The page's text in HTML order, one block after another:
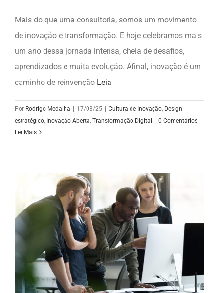
Mais do que uma consultoria, somos um movimento
de inovação e transformação. E hoje celebramos mais
um ano dessa jornada intensa, cheia de desafios,
aprendizados e muita evolução. Afinal, inovação é um
caminho de reinvenção Leia
Por Rodrigo Medalha | 17/03/25 | Cultura de Inovação, Design
estratégico, Inovação Aberta, Transformação Digital | 0 Comentários
Ler Mais